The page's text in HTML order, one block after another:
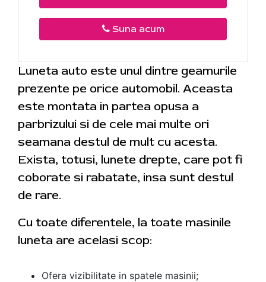
Suna acum
Luneta auto este unul dintre geamurile
prezente pe orice automobil. Aceasta
este montata in partea opusa a
parbrizului si de cele mai multe ori
seamana destul de mult cu acesta.
Exista, totusi, lunete drepte, care pot fi
coborate si rabatate, insa sunt destul
de rare.
Cu toate diferentele, la toate masinile
luneta are acelasi scop:
Ofera vizibilitate in spatele masinii;